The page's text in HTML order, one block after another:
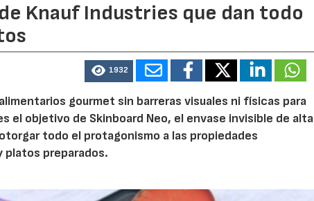
Knauf Industries que dan todo
1932
gourmet sin barreras visuales ni físicas para
el objetivo de Skinboard Neo, el envase invisible de alta
todo el protagonismo a las propiedades
platos preparados.